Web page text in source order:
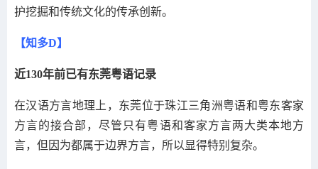
护挖掘和传统文化的传承创新。
【知多D】
近130年前已有东莞粤语记录
在汉语方言地理上，东莞位于珠江三角洲粤语和粤东客家
方言的接合部，尽管只有粤语和客家方言两大类本地方
言，但因为都属于边界方言，所以显得特别复杂。